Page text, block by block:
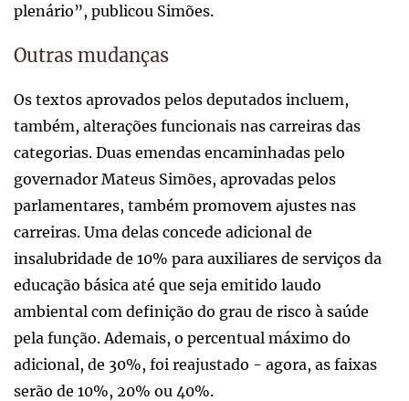
plenário”, publicou Simões.
Outras mudanças
Os textos aprovados pelos deputados incluem,
também, alterações funcionais nas carreiras das
categorias. Duas emendas encaminhadas pelo
governador Mateus Simões, aprovadas pelos
parlamentares, também promovem ajustes nas
carreiras. Uma delas concede adicional de
insalubridade de 10% para auxiliares de serviços da
educação básica até que seja emitido laudo
ambiental com definição do grau de risco à saúde
pela função. Ademais, o percentual máximo do
adicional, de 30%, foi reajustado - agora, as faixas
serão de 10%, 20% ou 40%.